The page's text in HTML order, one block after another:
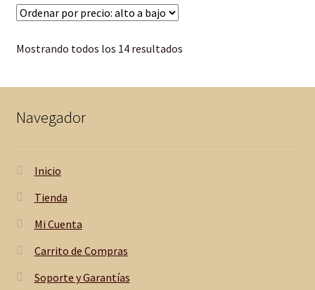
Mostrando todos los 14 resultados
Navegador
Inicio
Tienda
Mi Cuenta
Carrito de Compras
Soporte y Garantías